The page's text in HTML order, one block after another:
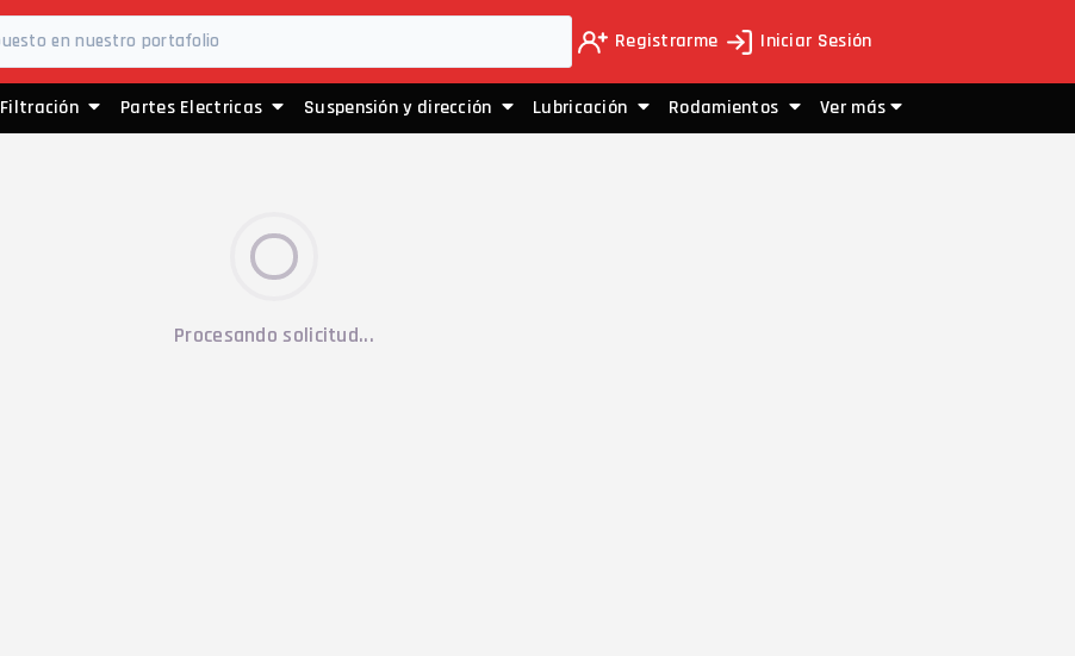
Registrarme Iniciar Sesión
Filtración Partes Electricas Suspensión y dirección Lubricación Rodamientos Ver más
Procesando solicitud...